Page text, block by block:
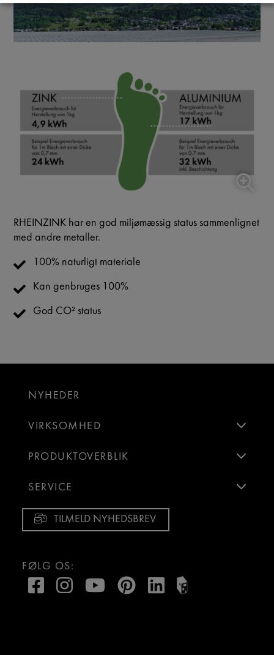
RHEINZINK har en god miljømæssig status sammenlignet
med andre metaller.
100% naturligt materiale
Kan genbruges 100%
God CO² status
NYHEDER
VIRKSOMHED
PRODUKTOVERBLIK
SERVICE
TILMELD NYHEDSBREV
FØLG OS:
Marketing
↓ 10 tjenester
Brug denne kontakt til at aktivere/deaktivere alle apps.